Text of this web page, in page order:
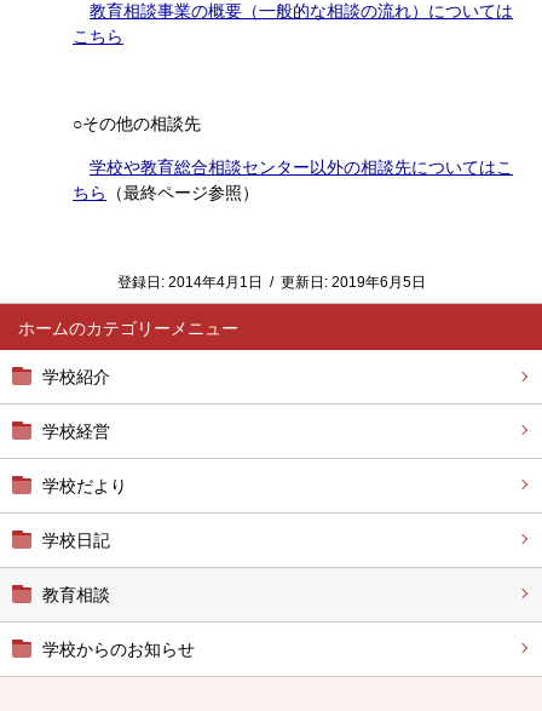
ホーム
学校紹介
学校経営
学校だより
学校日記
教育相談
学校からのお知らせ
教育相談事業の概要（一般的な相談の流れ）については
こちら
○その他の相談先
学校や教育総合相談センター以外の相談先についてはこ
ちら
（最終ページ参照）
登録日: 2014年4月1日 / 更新日: 2019年6月5日